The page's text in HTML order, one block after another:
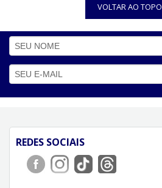
VOLTAR AO TOPO
REDES SOCIAIS